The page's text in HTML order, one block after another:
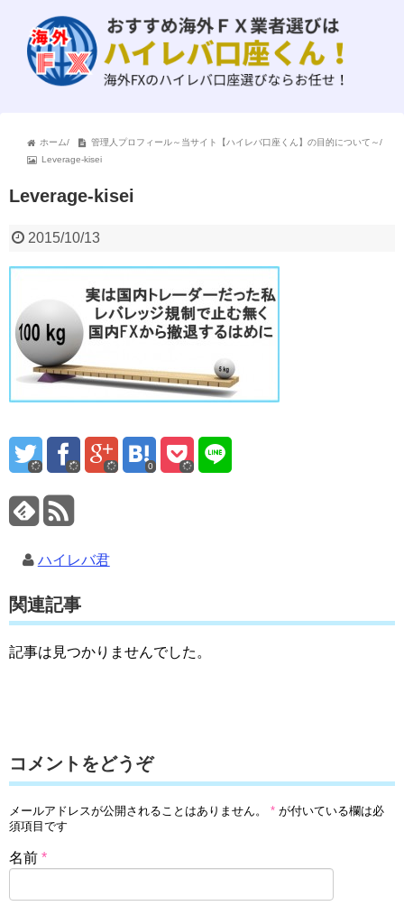
ホーム/ 管理人プロフィール～当サイト【ハイレバ口座くん】の目的について～/
Leverage-kisei
Leverage-kisei
2015/10/13
0
ハイレバ君
関連記事
記事は見つかりませんでした。
コメントをどうぞ
メールアドレスが公開されることはありません。 * が付いている欄は必
須項目です
名前 *